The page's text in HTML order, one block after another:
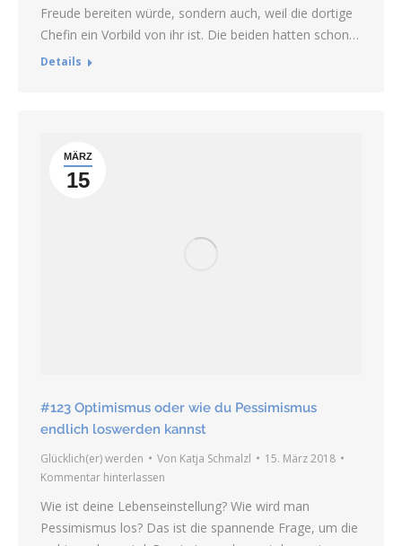
Freude bereiten würde, sondern auch, weil die dortige
Chefin ein Vorbild von ihr ist. Die beiden hatten schon…
Details
MÄRZ
15
#123 Optimismus oder wie du Pessimismus
endlich loswerden kannst
Glücklich(er) werden Von Katja Schmalzl
15. März 2018
Kommentar hinterlassen
Wie ist deine Lebenseinstellung? Wie wird man
Pessimismus los? Das ist die spannende Frage, um die